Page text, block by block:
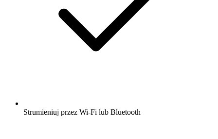
Strumieniuj przez Wi-Fi lub Bluetooth